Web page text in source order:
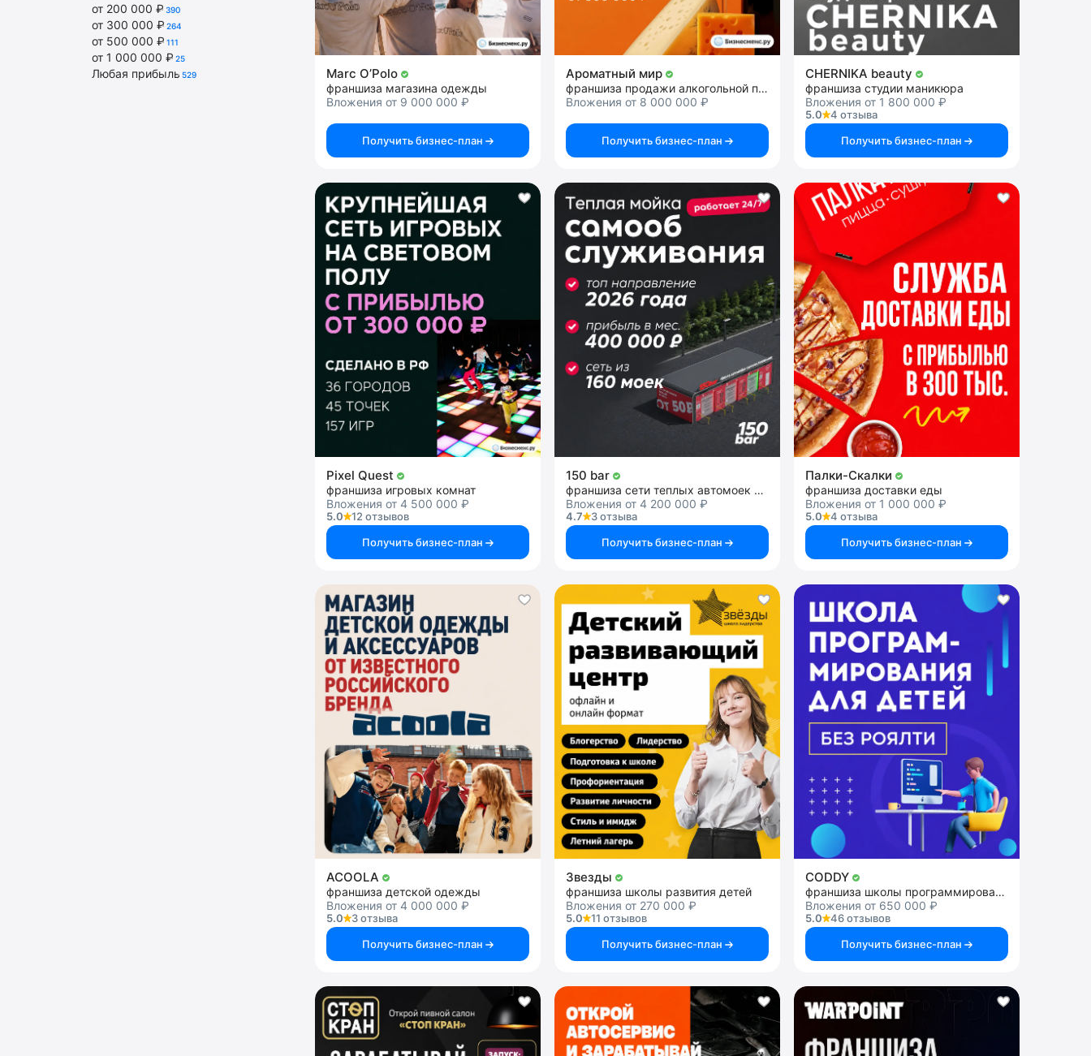
от 200 000 ₽ 390
от 300 000 ₽ 264
от 500 000 ₽ 111
от 1 000 000 ₽ 25
Любая прибыль 529 Marc O’Polo
франшиза магазина одежды
Вложения от 9 000 000 ₽
Получить бизнес-план
Ароматный мир
франшиза продажи алкогольной продукции
Вложения от 8 000 000 ₽
Получить бизнес-план
CHERNIKA beauty
франшиза студии маникюра
Вложения от 1 800 000 ₽
5.0
4 отзыва
Получить бизнес-план
Pixel Quest
франшиза игровых комнат
Вложения от 4 500 000 ₽
5.0
12 отзывов
Получить бизнес-план
150 bar
франшиза сети теплых автомоек самообслуживания
Вложения от 4 200 000 ₽
4.7
3 отзыва
Получить бизнес-план
Палки-Скалки
франшиза доставки еды
Вложения от 1 000 000 ₽
5.0
4 отзыва
Получить бизнес-план
ACOOLA
франшиза детской одежды
Вложения от 4 000 000 ₽
5.0
3 отзыва
Получить бизнес-план
Звезды
франшиза школы развития детей
Вложения от 270 000 ₽
5.0
11 отзывов
Получить бизнес-план
CODDY
франшиза школы программирования и дизайна для детей
Вложения от 650 000 ₽
5.0
46 отзывов
Получить бизнес-план